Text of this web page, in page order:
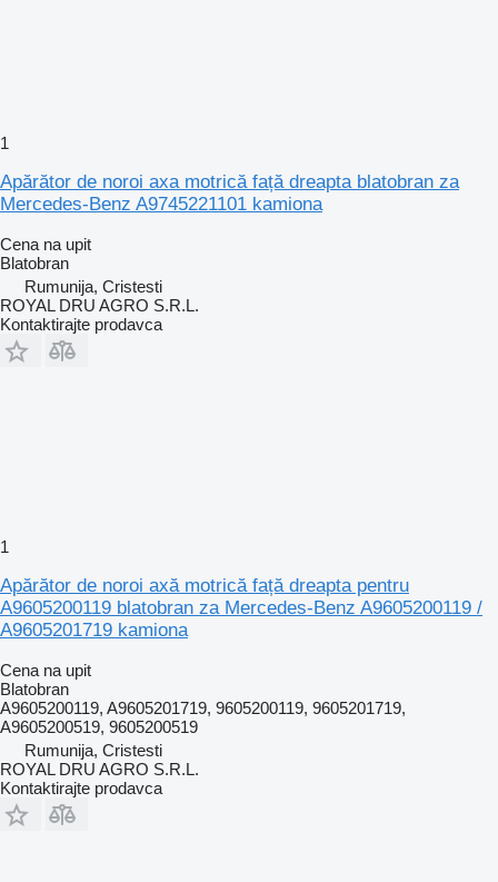
1
Apărător de noroi axa motrică față dreapta blatobran za
Mercedes-Benz A9745221101 kamiona
Cena na upit
Blatobran
Rumunija, Cristesti
ROYAL DRU AGRO S.R.L.
Kontaktirajte prodavca
1
Apărător de noroi axă motrică față dreapta pentru
A9605200119 blatobran za Mercedes-Benz A9605200119 /
A9605201719 kamiona
Cena na upit
Blatobran
A9605200119, A9605201719, 9605200119, 9605201719,
A9605200519, 9605200519
Rumunija, Cristesti
ROYAL DRU AGRO S.R.L.
Kontaktirajte prodavca